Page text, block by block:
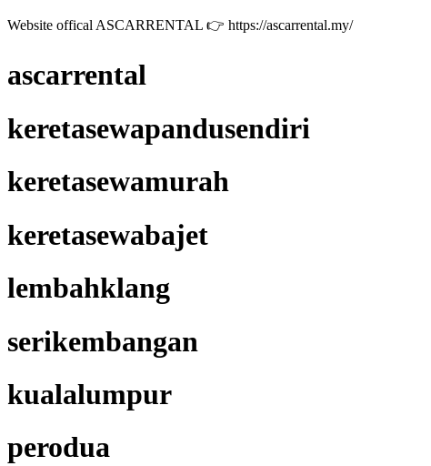
Website offical ASCARRENTAL 👉 https://ascarrental.my/
ascarrental
keretasewapandusendiri
keretasewamurah
keretasewabajet
lembahklang
serikembangan
kualalumpur
perodua